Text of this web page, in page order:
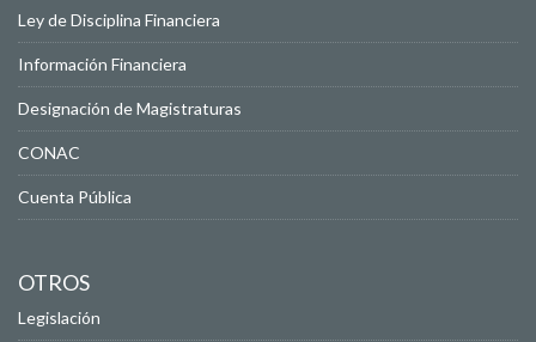
Ley de Disciplina Financiera
Información Financiera
Designación de Magistraturas
CONAC
Cuenta Pública
OTROS
Legislación